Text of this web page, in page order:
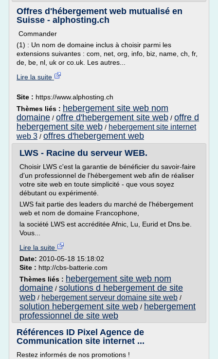
Offres d'hébergement web mutualisé en
Suisse - alphosting.ch
Commander
(1) : Un nom de domaine inclus à choisir parmi les
extensions suivantes : com, net, org, info, biz, name, ch, fr,
de, be, nl, uk or co.uk. Les autres...
Lire la suite
Site : https://www.alphosting.ch
Thèmes liés : hebergement site web nom
domaine / offre d'hebergement site web / offre d
hebergement site web / hebergement site internet
web 3 / offres d'hebergement web
LWS - Racine du serveur WEB.
Choisir LWS c'est la garantie de bénéficier du savoir-faire
d'un professionnel de l'hébergement web afin de réaliser
votre site web en toute simplicité - que vous soyez
débutant ou expérimenté.
LWS fait partie des leaders du marché de l'hébergement
web et nom de domaine Francophone,
la société LWS est accréditée Afnic, Lu, Eurid et Dns.be.
Vous...
Lire la suite
Date: 2010-05-18 15:18:02
Site : http://cbs-batterie.com
Thèmes liés : hebergement site web nom
domaine / solutions d hebergement de site
web / hebergement serveur domaine site web /
solution hebergement site web / hebergement
professionnel de site web
Références ID Pixel Agence de
Communication site internet ...
Restez informés de nos promotions !